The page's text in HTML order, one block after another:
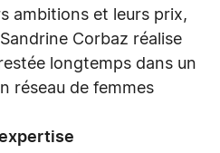
ambitions et leurs prix,
Corbaz réalise
longtemps dans un
réseau de femmes